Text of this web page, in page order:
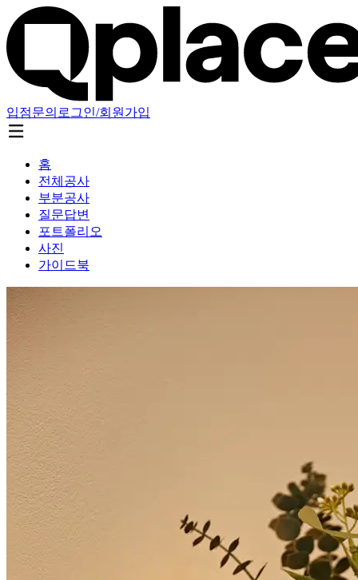
입점문의 로그인/회원가입
홈
전체공사
부분공사
질문답변
포트폴리오
사진
가이드북